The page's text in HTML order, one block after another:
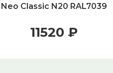
Neo Classic N20 RAL7039
11520 ₽